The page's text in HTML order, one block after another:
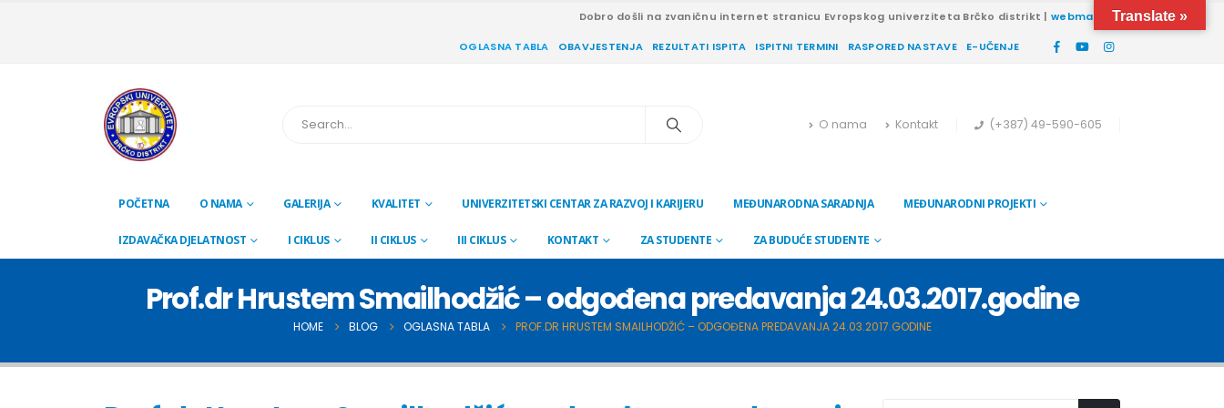
Dobro došli na zvaničnu internet stranicu Evropskog univerziteta Brčko distrikt |webmail
OGLASNA TABLA OBAVJESTENJA REZULTATI ISPITA ISPITNI TERMINI RASPORED NASTAVE E-UČENJE
O nama Kontakt (+387) 49-590-605
POČETNA O NAMA GALERIJA KVALITET UNIVERZITETSKI CENTAR ZA RAZVOJ I KARIJERU MEĐUNARODNA SARADNJA MEĐUNARODNI PROJEKTI
IZDAVAČKA DJELATNOST I CIKLUS II CIKLUS III CIKLUS KONTAKT ZA STUDENTE ZA BUDUĆE STUDENTE
Prof.dr Hrustem Smailhodžić – odgođena predavanja 24.03.2017.godine
HOME BLOG OGLASNA TABLA PROF.DR HRUSTEM SMAILHODŽIĆ – ODGOĐENA PREDAVANJA 24.03.2017.GODINE
Translate »